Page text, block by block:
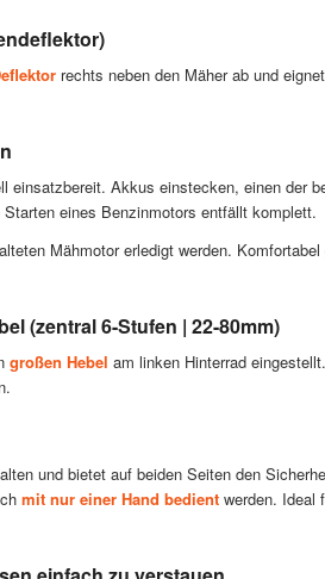
rechts neben den Mäher ab und
einsatzbereit. Akkus einstecken, einen der
eines Benzinmotors entfällt komplett.
Mähmotor erledigt werden.
(zentral 6-Stufen | 22-80mm)
großen Hebel am linken Hinterrad
und bietet auf beiden Seiten den
mit nur einer Hand bedient werden. Ideal